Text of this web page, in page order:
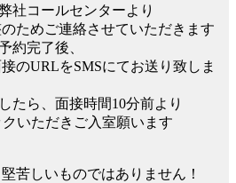
社コールセンターより
ためご連絡させていただきます
約完了後、
のURLをSMSにてお送り致しま
たら、面接時間10分前より
いただきご入室願います
苦しいものではありません！